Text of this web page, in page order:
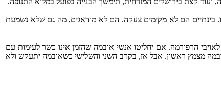
בינתיים הם לא מקימים צעקה. הם לא מודאגים, מה גם שלא נשמעת
הרפורמה. אם יחליטו אנשי אובמה שהזמן אינו כשר לעימות עם
מצמץ ראשון. אבל אז, בקרב השני והשלישי כשאובמה יתעקש ולא